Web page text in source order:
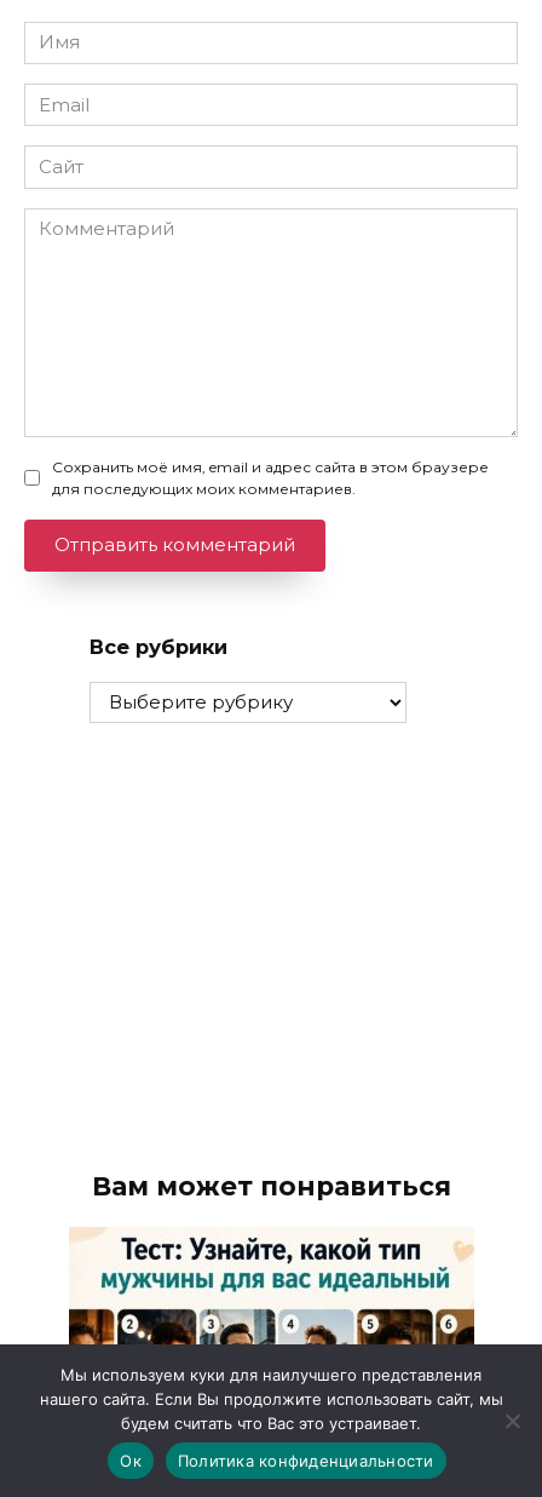
Имя
*
Email
*
Сайт
Комментарий
Сохранить моё имя, email и адрес сайта в этом браузере
для последующих моих комментариев.
Все рубрики
Все
рубрики
Вам может понравиться
Мы используем куки для наилучшего представления
нашего сайта. Если Вы продолжите использовать сайт, мы
будем считать что Вас это устраивает.
Ок
Политика конфиденциальности